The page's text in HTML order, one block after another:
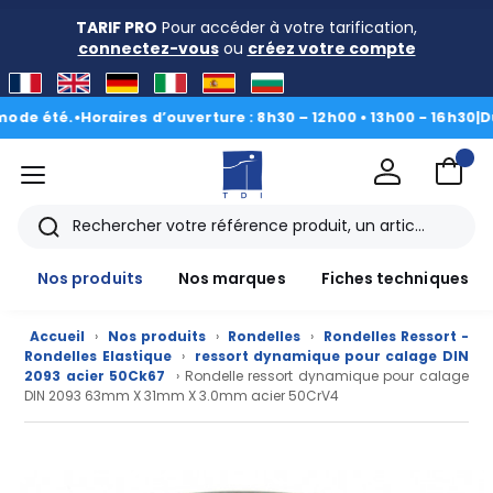
TARIF PRO Pour accéder à votre tarification,
connectez-vousou créez votre compte
•Horaires d’ouverture : 8h30 – 12h00 • 13h00 - 16h30 |Du 3 au
menu
Rechercher
Nos produits
Nos marques Fiches techniques
Accueil › Nos produits › Rondelles › Rondelles Ressort -
Rondelles Elastique
› ressort dynamique pour calage DIN
2093 acier 50Ck67
› Rondelle ressort dynamique pour calage
DIN 2093 63mm X 31mm X 3.0mm acier 50CrV4